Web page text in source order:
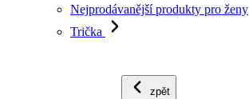
Nejprodávanější produkty pro ženy
Trička
zpět